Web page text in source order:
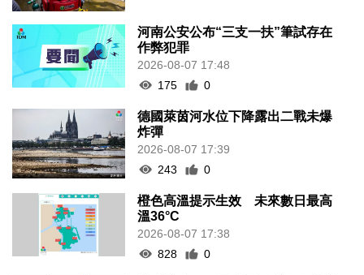
河南公安公布“三支一扶”筆試存在
作弊犯罪
2026-08-07 17:48
175
0
德國萊茵河水位下降露出二戰未爆
炸彈
2026-08-07 17:39
243
0
橙色高溫提示生效 未來數日最高
溫36°C
2026-08-07 17:38
828
0